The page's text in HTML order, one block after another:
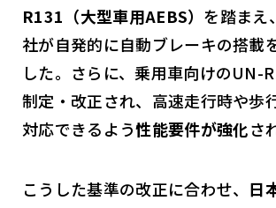
R131（大型車用AEBS） を踏まえ
社が自発的に自動ブレーキの搭載
した。さらに、乗用車向けのUN-
制定・改正され、高速走行時や歩
対応できるよう性能要件が強化さ
こうした基準の改正に合わせ、 日